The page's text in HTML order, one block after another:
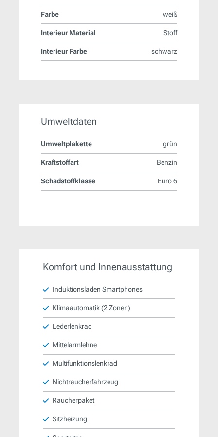
Farbe weiß
Interieur Material Stoff
Interieur Farbe schwarz
Umweltdaten
Umweltplakette grün
Kraftstoffart Benzin
Schadstoffklasse Euro 6
Komfort und Innenausstattung
Induktionsladen Smartphones
Klimaautomatik (2 Zonen)
Lederlenkrad
Mittelarmlehne
Multifunktionslenkrad
Nichtraucherfahrzeug
Raucherpaket
Sitzheizung